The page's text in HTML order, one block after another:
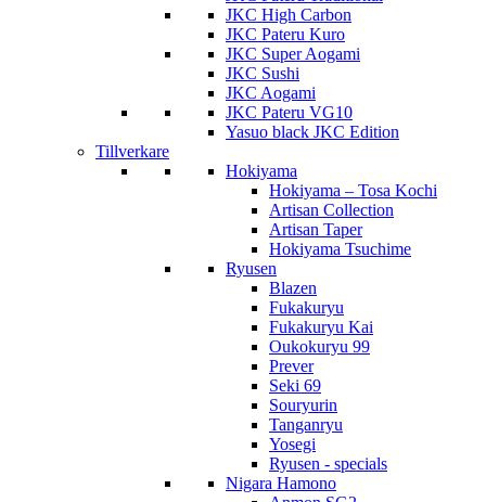
JKC High Carbon
JKC Pateru Kuro
JKC Super Aogami
JKC Sushi
JKC Aogami
JKC Pateru VG10
Yasuo black JKC Edition
Tillverkare
Hokiyama
Hokiyama – Tosa Kochi
Artisan Collection
Artisan Taper
Hokiyama Tsuchime
Ryusen
Blazen
Fukakuryu
Fukakuryu Kai
Oukokuryu 99
Prever
Seki 69
Souryurin
Tanganryu
Yosegi
Ryusen - specials
Nigara Hamono